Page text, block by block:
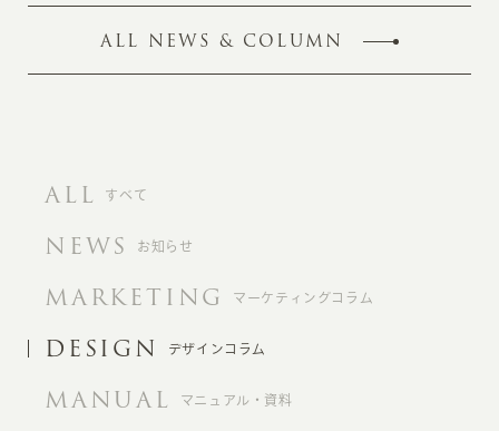
ALL NEWS & COLUMN
ALL すべて
NEWS お知らせ
MARKETING マーケティングコラム
DESIGN デザインコラム
MANUAL マニュアル・資料